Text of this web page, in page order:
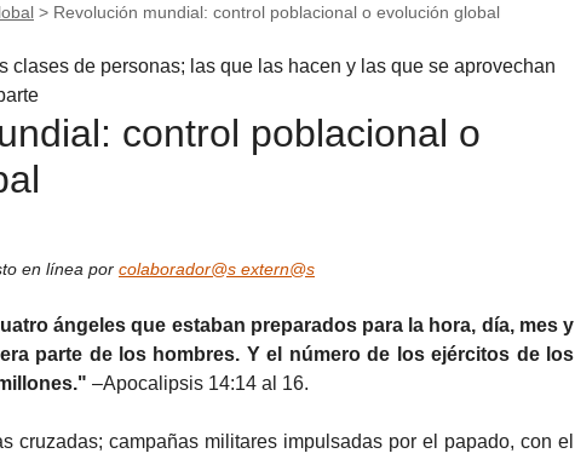
> Revolución mundial: control poblacional o evolución global
clases de personas; las que las hacen y las que se aprovechan
control poblacional o
en línea por colaborador@s extern@s
ángeles que estaban preparados para la hora, día, mes y
parte de los hombres. Y el número de los ejércitos de los
–Apocalipsis 14:14 al 16.
cruzadas; campañas militares impulsadas por el papado, con el